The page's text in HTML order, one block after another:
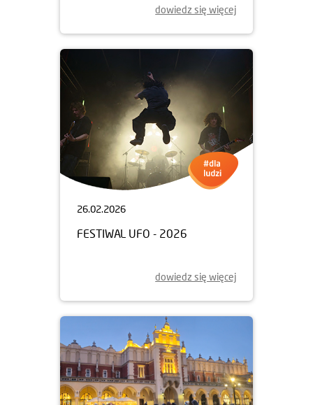
dowiedz się więcej
26.02.2026
FESTIWAL UFO - 2026
dowiedz się więcej